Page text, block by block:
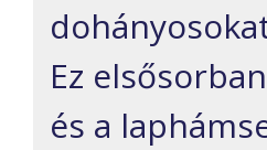
Ez
és a